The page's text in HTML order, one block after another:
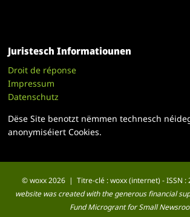
Juristesch Informatiounen
Droit de réponse
Impressum
Datenschutz
Dëse Site benotzt nëmmen technesch
anonymiséiert Cookies.
© woxx 2026 | Titre-clé : woxx (internet) - ISSN :
website was created with the generous financial
Fund Microgrant for Small